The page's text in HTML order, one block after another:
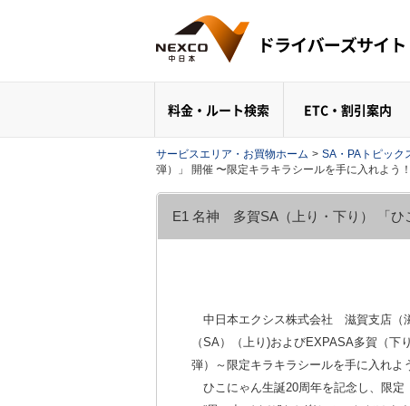
料金・ルート検索 ETC・割引案内
サービスエリア・お買物ホーム > SA・PAトピック
弾）」 開催 〜限定キラキラシールを手に入れよう
E1 名神 多賀SA（上り・下り） 「ひ
中日本エクシス株式会社 滋賀支店（
（SA）（上り)およびEXPASA多賀（
弾）～限定キラキラシールを手に入れよ
ひこにゃん生誕20周年を記念し、限定